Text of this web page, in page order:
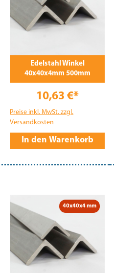
Edelstahl Winkel
40x40x4mm 500mm
10,63 €*
Preise inkl. MwSt. zzgl.
Versandkosten
In den Warenkorb
40x40x4 mm